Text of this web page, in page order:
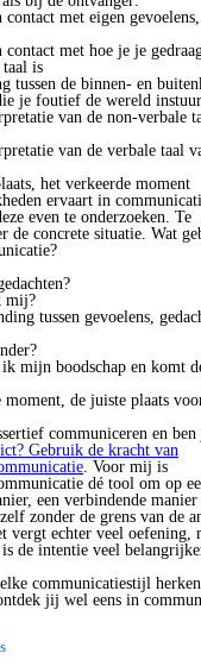
met eigen gevoelens,
met hoe je je
is
tussen de binnen- en
je foutief de wereld
van de non-verbale
van de verbale taal
het verkeerde moment
ervaart in
even te onderzoeken. Te
de concrete situatie. Wat
mij?
tussen gevoelens,
mijn boodschap en komt
de juiste plaats
communiceren en ben
Gebruik de kracht van
. Voor mij is
dé tool om op
een verbindende
zonder de grens van de
vergt echter veel oefening,
de intentie veel
communicatiestijl
jij wel eens in